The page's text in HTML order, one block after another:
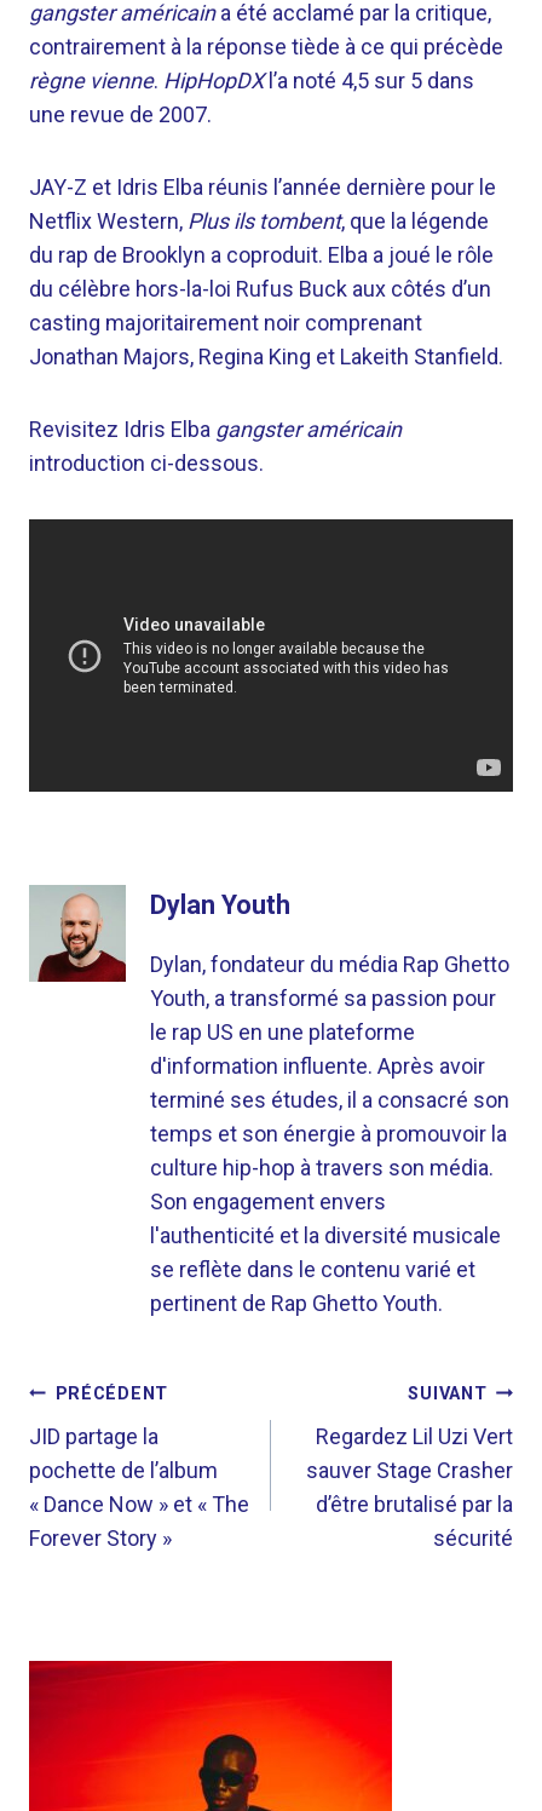
gangster américaina été acclamé par la critique,
contrairement à la réponse tiède à ce qui précède
règne vienne. HipHopDXl’a noté 4,5 sur 5 dans
une revue de 2007.
JAY-Z et Idris Elba réunis l’année dernière pour le
Netflix Western, Plus ils tombent, que la légende
du rap de Brooklyn a coproduit. Elba a joué le rôle
du célèbre hors-la-loi Rufus Buck aux côtés d’un
casting majoritairement noir comprenant
Jonathan Majors, Regina King et Lakeith Stanfield.
Revisitez Idris Elba gangster américain
introduction ci-dessous.
Dylan Youth
Dylan, fondateur du média Rap Ghetto
Youth, a transformé sa passion pour
le rap US en une plateforme
d'information influente. Après avoir
terminé ses études, il a consacré son
temps et son énergie à promouvoir la
culture hip-hop à travers son média.
Son engagement envers
l'authenticité et la diversité musicale
se reflète dans le contenu varié et
pertinent de Rap Ghetto Youth.
NAVIGATION
DE
L’ARTICLE
PRÉCÉDENT
JID partage la
pochette de l’album
« Dance Now » et « The
Forever Story »
SUIVANT
Regardez Lil Uzi Vert
sauver Stage Crasher
d’être brutalisé par la
sécurité